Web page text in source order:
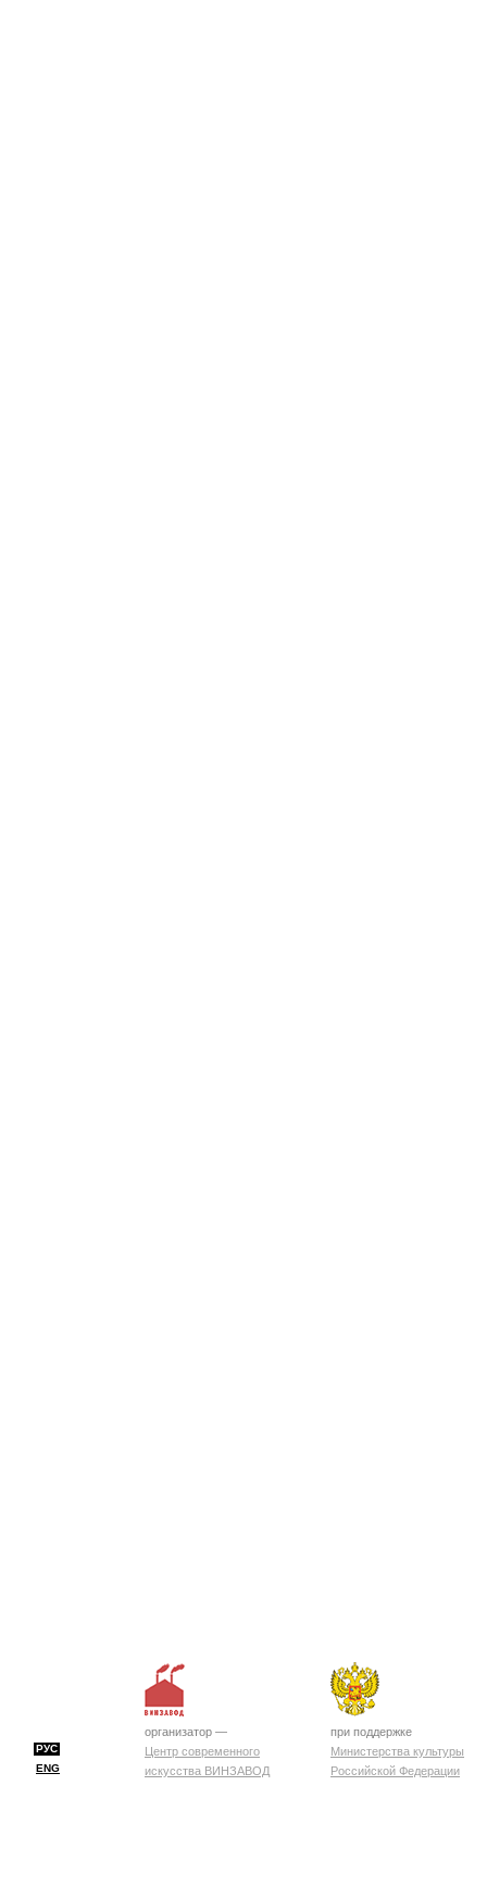
РУС
ENG
организатор —
Центр современного
искусства ВИНЗАВОД
при поддержке
Министерства культуры
Российской Федерации